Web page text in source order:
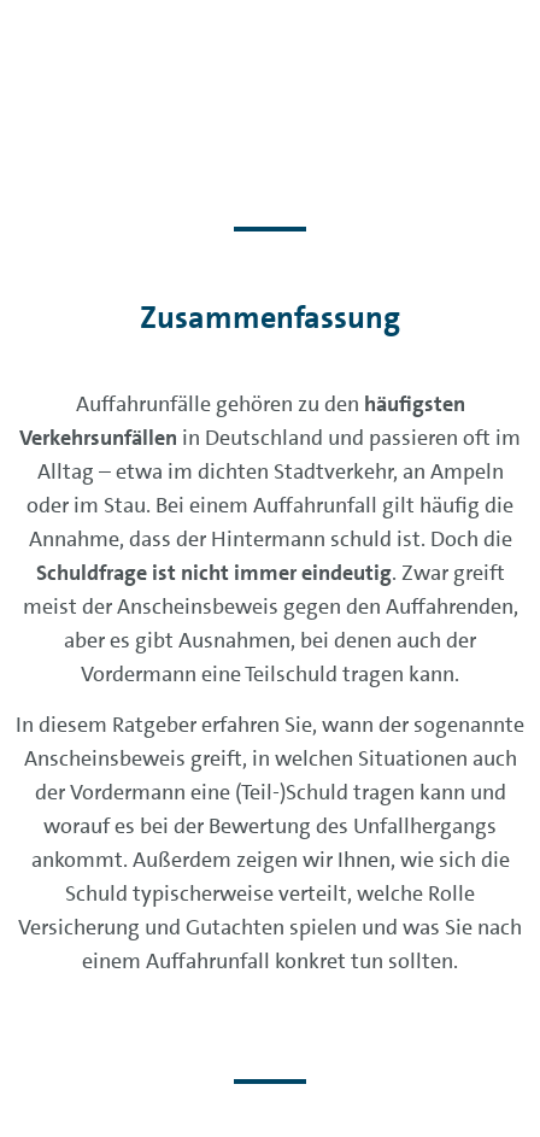
Zusammenfassung
Auffahrunfälle gehören zu den häufigsten
Verkehrsunfällen in Deutschland und passieren oft im
Alltag – etwa im dichten Stadtverkehr, an Ampeln
oder im Stau. Bei einem Auffahrunfall gilt häufig die
Annahme, dass der Hintermann schuld ist. Doch die
Schuldfrage ist nicht immer eindeutig. Zwar greift
meist der Anscheinsbeweis gegen den Auffahrenden,
aber es gibt Ausnahmen, bei denen auch der
Vordermann eine Teilschuld tragen kann.
In diesem Ratgeber erfahren Sie, wann der sogenannte
Anscheinsbeweis greift, in welchen Situationen auch
der Vordermann eine (Teil-)Schuld tragen kann und
worauf es bei der Bewertung des Unfallhergangs
ankommt. Außerdem zeigen wir Ihnen, wie sich die
Schuld typischerweise verteilt, welche Rolle
Versicherung und Gutachten spielen und was Sie nach
einem Auffahrunfall konkret tun sollten.